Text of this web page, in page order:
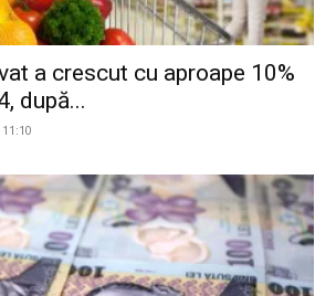
a crescut cu aproape 10%
după...